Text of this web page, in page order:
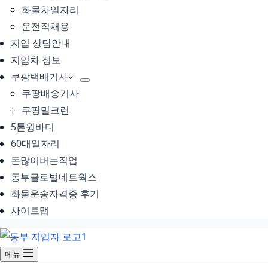
화물차일자리
운전직채용
지입 상담안내
지입차 정보
쿠팡택배기사
쿠팡배송기사
쿠팡밀크런
5톤윙바디
60대일자리
돈많이버는직업
동부글로벌네트웍스
화물운송자격증 후기
사이트맵
메뉴